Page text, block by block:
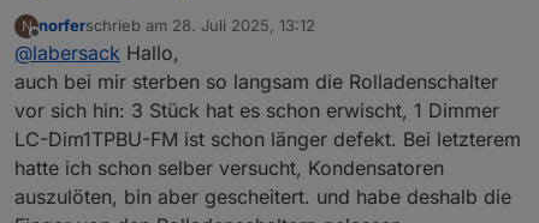
per PN.
N
Offline
norferschrieb am 28. Juli 2025, 13:12
zuletzt editiert von
@labersack Hallo,
auch bei mir sterben so langsam die Rolladenschalter
vor sich hin: 3 Stück hat es schon erwischt, 1 Dimmer
LC-Dim1TPBU-FM ist schon länger defekt. Bei letzterem
hatte ich schon selber versucht, Kondensatoren
auszulöten, bin aber gescheitert. und habe deshalb die